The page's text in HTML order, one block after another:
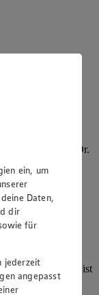
UStG: DE
Sprecher), Dr.
Der
auf dieser
zu
Urheberrechts ist
Bildmaterial
ein, um
Daten,
dir
für
jederzeit
angepasst